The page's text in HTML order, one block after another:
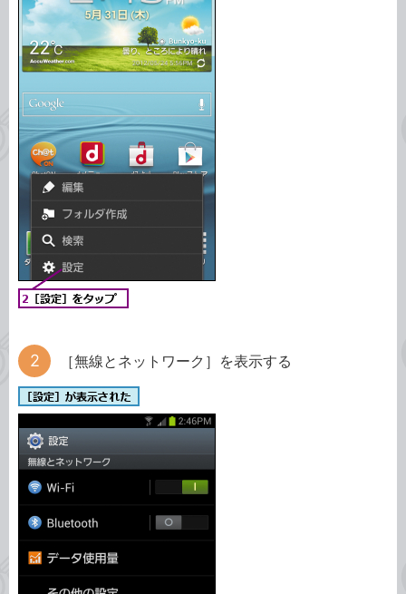
［無線とネットワーク］を表示する